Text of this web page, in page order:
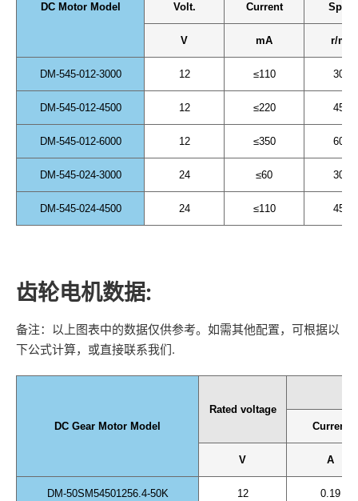
DC Motor Model Volt. Current
V mA r/min
DM-545-012-3000 12 ≤110 3000
DM-545-012-4500 12 ≤220 4500
DM-545-012-6000 12 ≤350 6000
DM-545-024-3000 24 ≤60 3000
DM-545-024-4500 24 ≤110 4500
齿轮电机数据:
备注：以上图表中的数据仅供参考。如需其他配置，可根据以
下公式计算，或直接联系我们.
DC Gear Motor Model
Rated voltage
Current
V A
DM-50SM54501256.4-50K 12 0.19